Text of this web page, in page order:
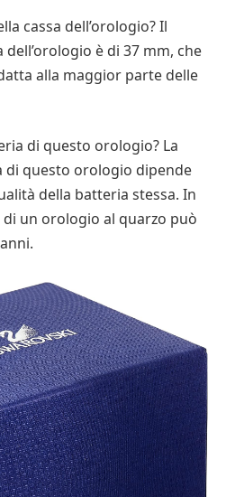
cassa dell’orologio? Il
è di 37 mm, che
alla maggior parte delle
di questo orologio? La
di questo orologio dipende
della batteria stessa. In
un orologio al quarzo può